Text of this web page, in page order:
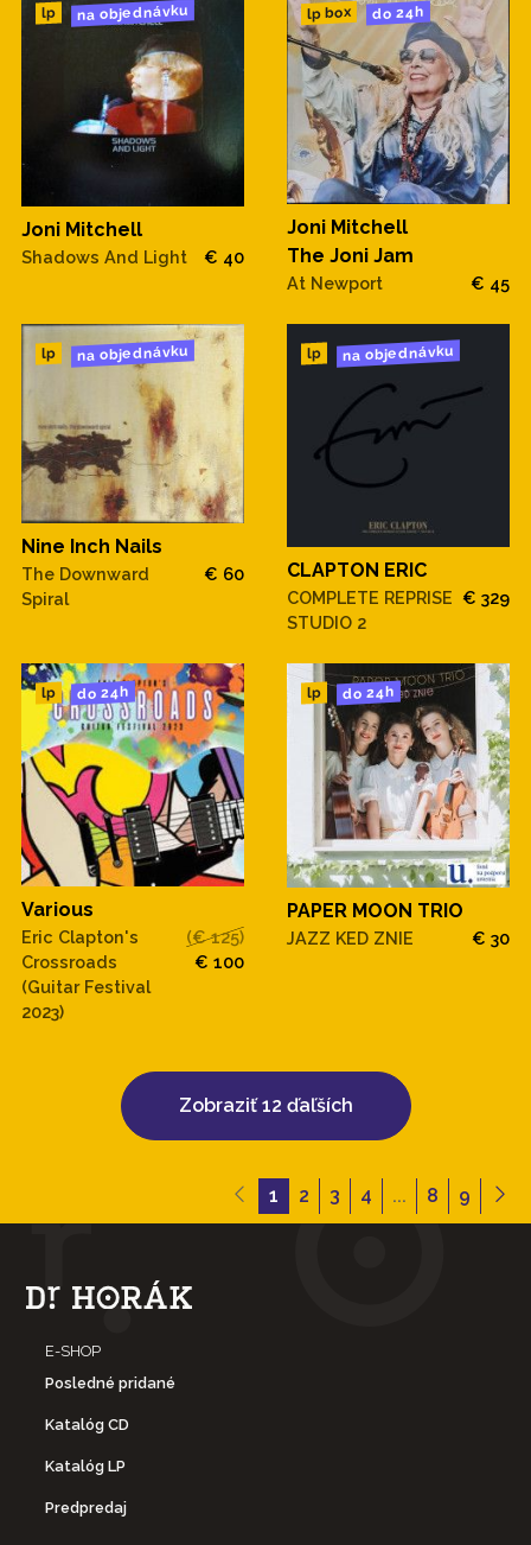
lp na objednávku
Joni Mitchell
Shadows And Light € 40
lp box do 24h
Joni Mitchell
The Joni Jam
At Newport € 45
lp na objednávku
Nine Inch Nails
The Downward
Spiral
€ 60
lp na objednávku
CLAPTON ERIC
COMPLETE REPRISE
STUDIO 2
€ 329
lp do 24h
Various
Eric Clapton's
Crossroads
(Guitar Festival
2023)
(€ 125)
€ 100
lp do 24h
PAPER MOON TRIO
JAZZ KED ZNIE € 30
Zobraziť 12 ďaľších
1 2 3 4 ... 8 9
E-SHOP
Posledné pridané
Katalóg CD
Katalóg LP
Predpredaj